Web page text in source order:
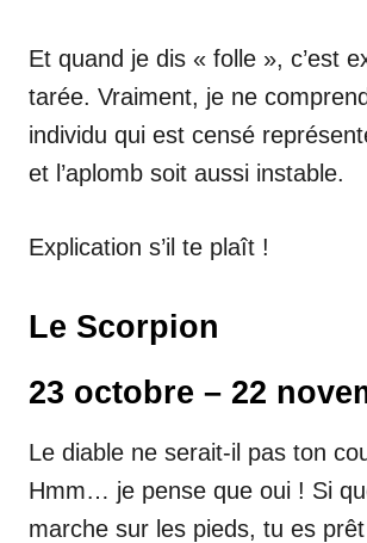
Et quand je dis « folle », c’est
tarée. Vraiment, je ne
individu qui est censé
et l’aplomb soit aussi instable.
Explication s’il te plaît !
Le Scorpion
23 octobre – 22
Le diable ne serait-il pas ton
Hmm… je pense que oui ! Si
marche sur les pieds, tu es